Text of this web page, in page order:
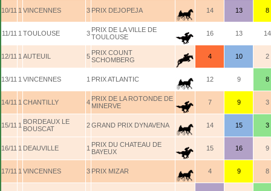
10/11 1 VINCENNES 3 PRIX DEJOPEJA 14 13 8
11/11 1 TOULOUSE 3 PRIX DE LA VILLE DE
TOULOUSE
16 13 14
12/11 1 AUTEUIL 5 PRIX COUNT
SCHOMBERG
4 10 2
13/11 1 VINCENNES 1 PRIX ATLANTIC 12 9 8
14/11 1 CHANTILLY 4 PRIX DE LA ROTONDE DE
MINERVE
7 9 3
15/11 1 BORDEAUX LE
BOUSCAT
2GRAND PRIX DYNAVENA 14 15 3
16/11 1 DEAUVILLE 1 PRIX DU CHATEAU DE
BAYEUX
15 16 9
17/11 1 VINCENNES 3 PRIX MIZAR 4 9 8